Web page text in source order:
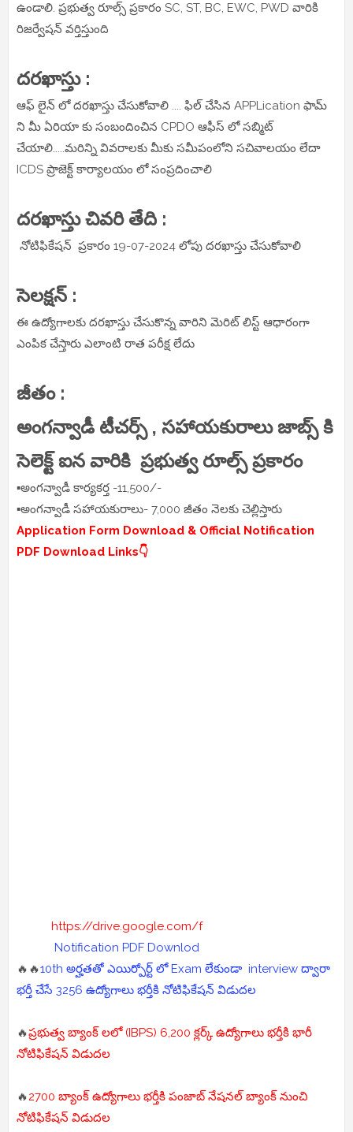
ఉండాలి. ప్రభుత్వ రూల్స్ ప్రకారం SC, ST, BC, EWC, PWD వారికి
రిజర్వేషన్ వర్తిస్తుంది
దరఖాస్తు :
ఆఫ్ లైన్ లో దరఖాస్తు చేసుకోవాలి .... ఫిల్ చేసిన APPLication ఫామ్
ని మీ ఏరియా కు సంబందించిన CPDO ఆఫీస్ లో సబ్మిట్
చేయాలి.....మరిన్ని వివరాలకు మీకు సమీపంలోని సచివాలయం లేదా
ICDS ప్రాజెక్ట్ కార్యాలయం లో సంప్రదించాలి
దరఖాస్తు చివరి తేది :
నోటిఫికేషన్ ప్రకారం 19-07-2024 లోపు దరఖాస్తు చేసుకోవాలి
సెలక్షన్ :
ఈ ఉద్యోగాలకు దరఖాస్తు చేసుకొన్న వారిని మెరిట్ లిస్ట్ ఆధారంగా
ఎంపిక చేస్తారు ఎలాంటి రాత పరీక్ష లేదు
జీతం :
అంగన్వాడీ టీచర్స్ , సహాయకురాలు జాబ్స్ కి
సెలెక్ట్ ఐన వారికి ప్రభుత్వ రూల్స్ ప్రకారం
▪️అంగన్వాడీ కార్యకర్త -11,500/-
▪️అంగన్వాడీ సహాయకురాలు- 7,000 జీతం నెలకు చెల్లిస్తారు
Application Form Download & Official Notification
PDF Download Links👇
https://drive.google.com/f
Notification PDF Downlod
🔥🔥10th అర్హతతో ఎయిర్పోర్ట్ లో Exam లేకుండా interview ద్వారా
భర్తీ చేసే 3256 ఉద్యోగాలు భర్తీకి నోటిఫికేషన్ విడుదల
🔥ప్రభుత్వ బ్యాంక్ లలో (IBPS) 6,200 క్లర్క్ ఉద్యోగాలు భర్తీకి భారీ
నోటిఫికేషన్ విడుదల
🔥2700 బ్యాంక్ ఉద్యోగాలు భర్తీకి పంజాబ్ నేషనల్ బ్యాంక్ నుంచి
నోటిఫికేషన్ విడుదల